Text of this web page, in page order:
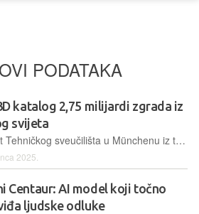
PODATAKA
katalog 2,75 milijardi zgrada iz
svijeta
Projekt Tehničkog sveučilišta u Münchenu iz temelja mijenja urbanu analizu i klimatsko planiranje
2025.
Centaur: AI model koji točno
ljudske odluke